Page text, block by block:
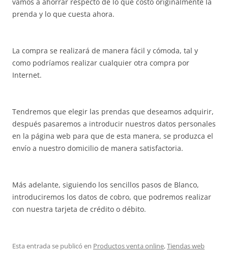
prenda y lo que cuesta ahora.
La compra se realizará de manera fácil y cómoda, tal y
como podríamos realizar cualquier otra compra por
Internet.
Tendremos que elegir las prendas que deseamos adquirir,
después pasaremos a introducir nuestros datos personales
en la página web para que de esta manera, se produzca el
envío a nuestro domicilio de manera satisfactoria.
Más adelante, siguiendo los sencillos pasos de Blanco,
introduciremos los datos de cobro, que podremos realizar
con nuestra tarjeta de crédito o débito.
Esta entrada se publicó en Productos venta online,Tiendas web